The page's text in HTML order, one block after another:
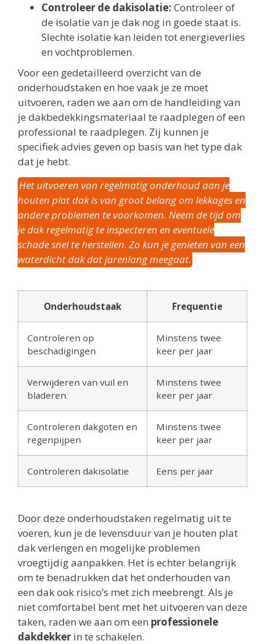
Controleer de dakisolatie: Controleer of
de isolatie van je dak nog in goede staat is.
Slechte isolatie kan leiden tot energieverlies
en vochtproblemen.
Voor een gedetailleerd overzicht van de
onderhoudstaken en hoe vaak je ze moet
uitvoeren, raden we aan om de handleiding van
je dakbedekkingsmateriaal te raadplegen of een
professional te raadplegen. Zij kunnen je
specifiek advies geven op basis van het type dak
dat je hebt.
Het uitvoeren van regelmatig onderhoud aan je
houten plat dak is van groot belang om lekkages en
andere problemen te voorkomen. Neem de tijd om
je dak regelmatig te inspecteren en eventuele
schade snel te herstellen. Zo kun je genieten van een
waterdicht dak dat jarenlang meegaat.
Onderhoudstaak Frequentie
Controleren op
beschadigingen
Minstens twee
keer per jaar
Verwijderen van vuil en
bladeren
Minstens twee
keer per jaar
Controleren dakgoten en
regenpijpen
Minstens twee
keer per jaar
Controleren dakisolatie Eens per jaar
Door deze onderhoudstaken regelmatig uit te
voeren, kun je de levensduur van je houten plat
dak verlengen en mogelijke problemen
vroegtijdig aanpakken. Het is echter belangrijk
om te benadrukken dat het onderhouden van
een dak ook risico’s met zich meebrengt. Als je
niet comfortabel bent met het uitvoeren van deze
taken, raden we aan om een professionele
dakdekker in te schakelen.